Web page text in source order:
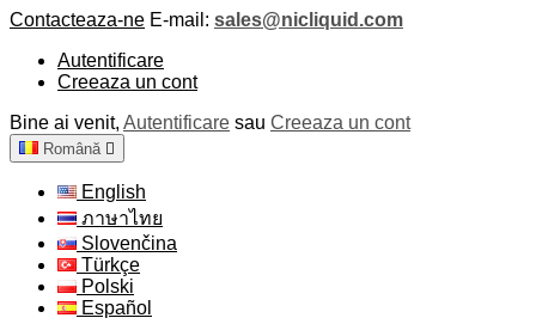
Contacteaza-ne E-mail: sales@nicliquid.com
Autentificare
Creeaza un cont
Bine ai venit, Autentificare sau Creeaza un cont
Română 
English
ภาษาไทย
Slovenčina
Türkçe
Polski
Español